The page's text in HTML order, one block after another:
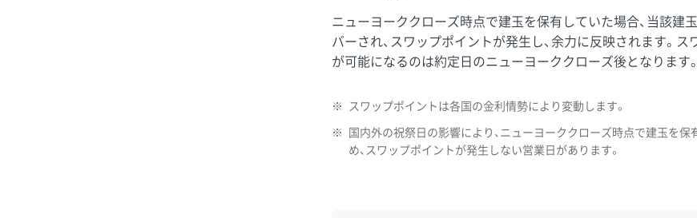
ニューヨーククローズ時点で建玉を保有していた場合、当該建
バーされ、スワップポイントが発生し、余力に反映されます。
が可能になるのは約定日のニューヨーククローズ後となります
※ スワップポイントは各国の金利情勢により変動します。
※
国内外の祝祭日の影響により、ニューヨーククローズ時点で建玉を
め、スワップポイントが発生しない営業日があります。